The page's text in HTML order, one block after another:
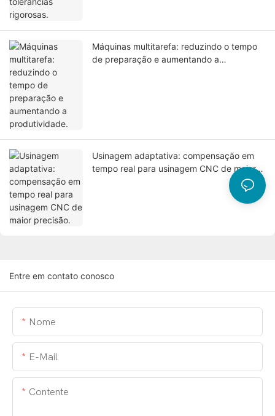
Máquinas multitarefa: reduzindo o tempo
de preparação e aumentando a
Usinagem adaptativa: compensação em
tempo real para usinagem CNC de maior
Entre em contato conosco
Nome
E-Mail
Contente